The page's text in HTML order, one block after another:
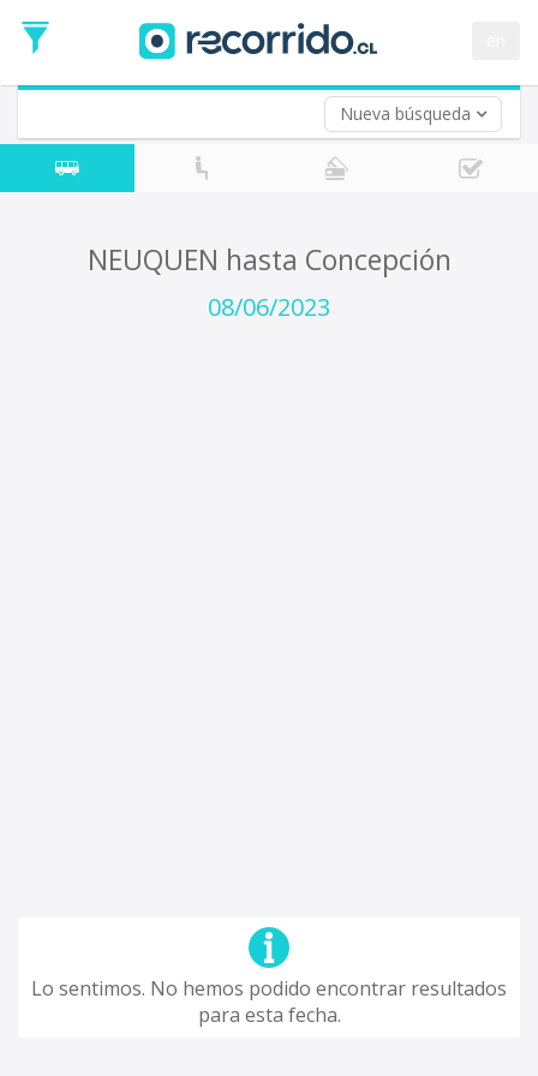
Nueva búsqueda
de
Ida
Vuelta (opcional)
Fecha
de
NEUQUEN hasta Concepción
08/06/2023
Lo sentimos. No hemos podido encontrar resultados
para esta fecha.